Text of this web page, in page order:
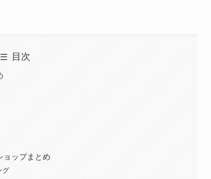
目次
ョップまとめ
グ